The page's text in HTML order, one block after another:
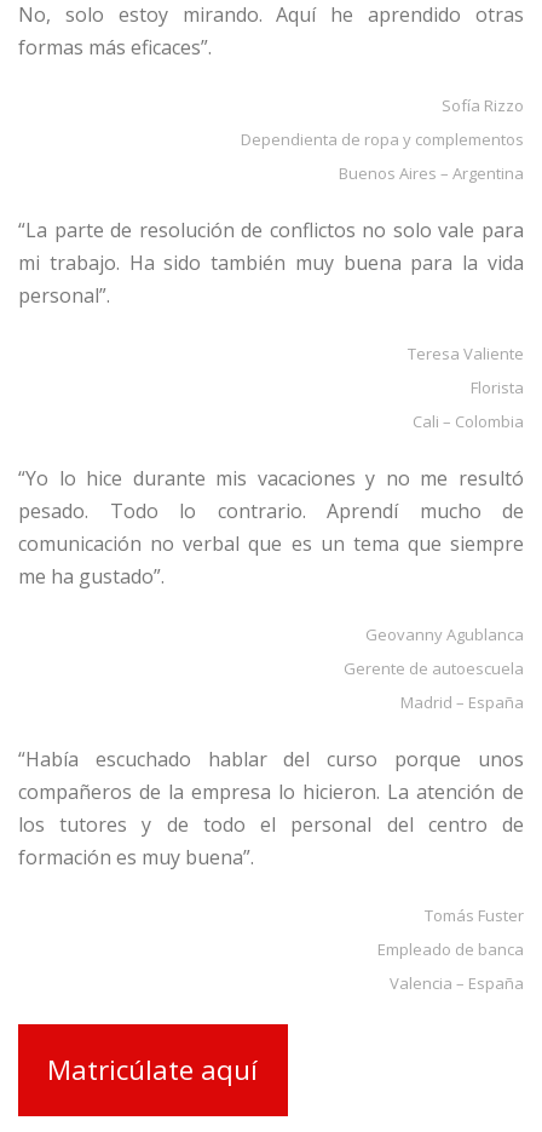
No, solo estoy mirando. Aquí he aprendido otras
formas más eficaces”.
Sofía Rizzo
Dependienta de ropa y complementos
Buenos Aires – Argentina
“La parte de resolución de conflictos no solo vale para
mi trabajo. Ha sido también muy buena para la vida
personal”.
Teresa Valiente
Florista
Cali – Colombia
“Yo lo hice durante mis vacaciones y no me resultó
pesado. Todo lo contrario. Aprendí mucho de
comunicación no verbal que es un tema que siempre
me ha gustado”.
Geovanny Agublanca
Gerente de autoescuela
Madrid – España
“Había escuchado hablar del curso porque unos
compañeros de la empresa lo hicieron. La atención de
los tutores y de todo el personal del centro de
formación es muy buena”.
Tomás Fuster
Empleado de banca
Valencia – España
Matricúlate aquí